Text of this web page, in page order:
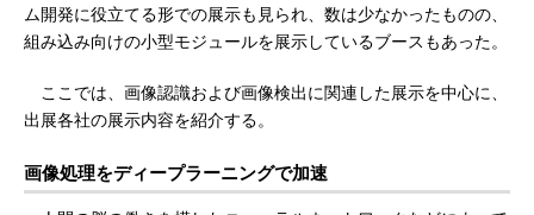
ム開発に役立てる形での展示も見られ、数は少なかったものの、
組み込み向けの小型モジュールを展示しているブースもあった。
ここでは、画像認識および画像検出に関連した展示を中心に、
出展各社の展示内容を紹介する。
画像処理をディープラーニングで加速